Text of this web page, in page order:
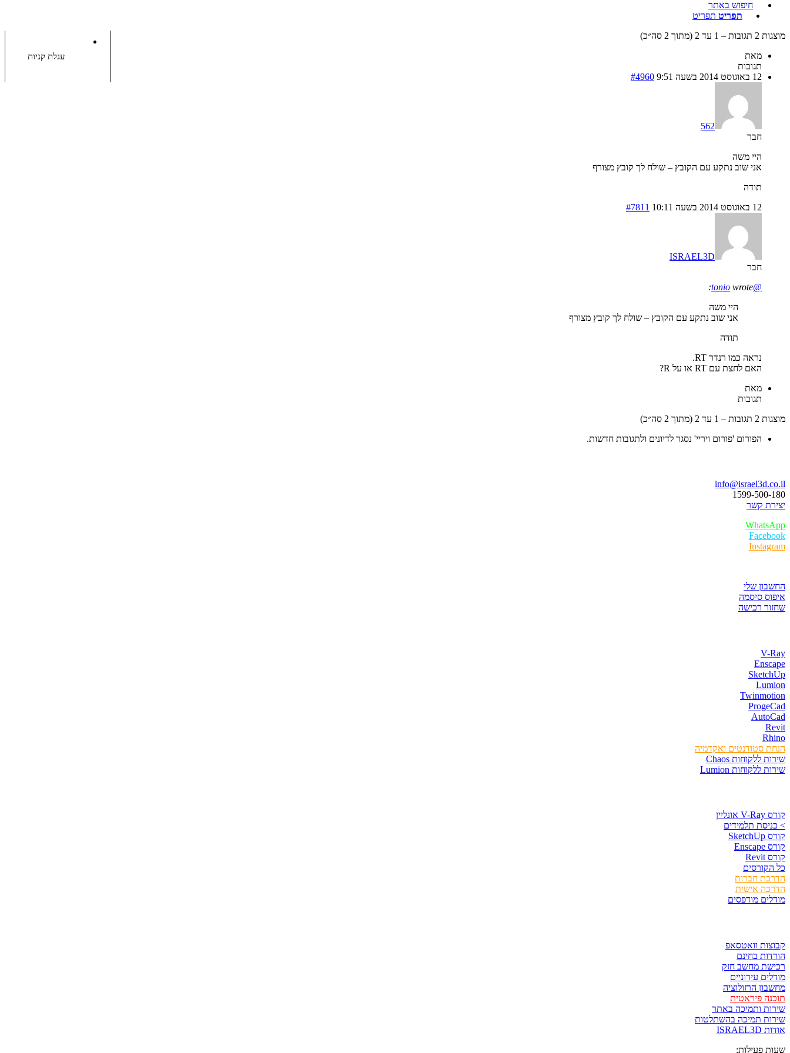
חיפוש באתר
תפריט תפריט
עגלת קניות
מוצגות 2 תגובות – 1 עד 2 (מתוך 2 סה״כ)
מאת
תגובות
12 באוגוסט 2014 בשעה 9:51
#4960
562
חבר
היי משה
אני שוב נתקע עם הקובץ – שולח לך קובץ מצורף
תודה
12 באוגוסט 2014 בשעה 10:11
#7811
ISRAEL3D
חבר
@tonio
wrote:
היי משה
אני שוב נתקע עם הקובץ – שולח לך קובץ מצורף
תודה
נראה כמו רנדר RT.
האם לחצת עם RT או על R?
מאת
תגובות
מוצגות 2 תגובות – 1 עד 2 (מתוך 2 סה״כ)
הפורום 'פורום ויריי' נסגר לדיונים ולתגובות חדשות.
info@israel3d.co.il
1599-500-180
יצירת קשר
WhatsApp
Facebook
Instagram
החשבון שלי
איפוס סיסמה
שחזור רכישה
V-Ray
Enscape
SketchUp
Lumion
Twinmotion
ProgeCad
AutoCad
Revit
Rhino
הנחת סטודנטים ואקדמיה
שירות ללקוחות Chaos
שירות ללקוחות Lumion
קורס V-Ray אונליין
> כניסת תלמידים
קורס SketchUp
קורס Enscape
קורס Revit
כל הקורסים
הדרכת חברות
הדרכה אישית
מודלים מודפסים
קבוצות וואטסאפ
הורדות בחינם
רכישת מחשב חזק
מודלים עירוניים
מחשבון הרזולוציה
תוכנה פיראטית
שירות ותמיכה באתר
שירות תמיכה בהשתלטות
אודות ISRAEL3D
שעות פעילות: